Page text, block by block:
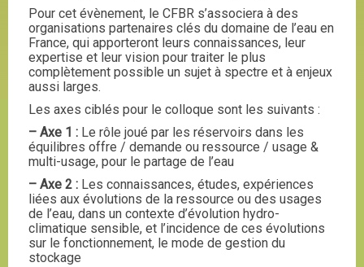
Pour cet évènement, le CFBR s’associera à des
organisations partenaires clés du domaine de l’eau en
France, qui apporteront leurs connaissances, leur
expertise et leur vision pour traiter le plus
complètement possible un sujet à spectre et à enjeux
aussi larges.
Les axes ciblés pour le colloque sont les suivants :
– Axe 1 : Le rôle joué par les réservoirs dans les
équilibres offre / demande ou ressource / usage &
multi-usage, pour le partage de l’eau
– Axe 2 : Les connaissances, études, expériences
liées aux évolutions de la ressource ou des usages
de l’eau, dans un contexte d’évolution hydro-
climatique sensible, et l’incidence de ces évolutions
sur le fonctionnement, le mode de gestion du
stockage